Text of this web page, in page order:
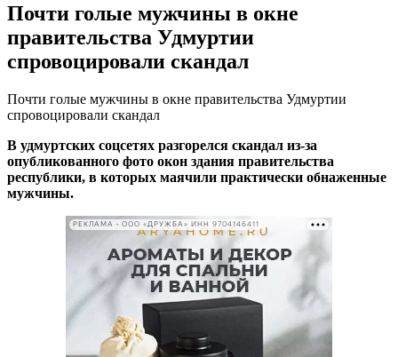
Почти голые мужчины в окне
правительства Удмуртии
спровоцировали скандал
Почти голые мужчины в окне правительства Удмуртии
спровоцировали скандал
В удмуртских соцсетях разгорелся скандал из-за
опубликованного фото окон здания правительства
республики, в которых маячили практически обнаженные
мужчины.
РЕКЛАМА • ООО «ДРУЖБА» ИНН 9704146411